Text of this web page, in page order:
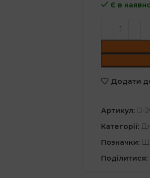
Є в
Додати
Артикул: D-
Категорії:
Позначки:
Поділитися: